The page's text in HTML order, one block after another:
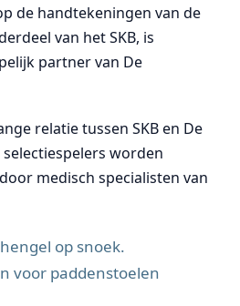
de handtekeningen van de
van het SKB, is
partner van De
relatie tussen SKB en De
worden
medisch specialisten van
op snoek.
voor paddenstoelen